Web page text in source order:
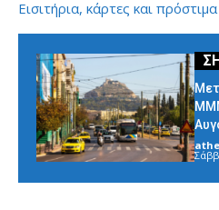
Εισιτήρια, κάρτες και πρόστιμα